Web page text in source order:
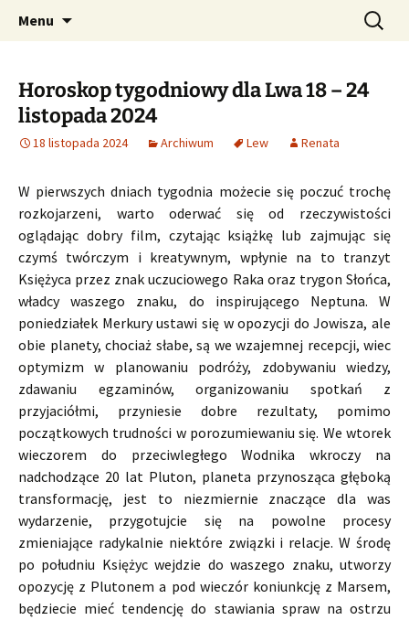
CzaroMarowy horoskop
dzienny, miesięczny i
tygodniowy
Profesjonalne przepowiednie astrologiczne
Menu Szukaj:
Horoskop tygodniowy dla Lwa 18 – 24
listopada 2024
18 listopada 2024 Archiwum Lew Renata
W pierwszych dniach tygodnia możecie się poczuć trochę
rozkojarzeni, warto oderwać się od rzeczywistości
oglądając dobry film, czytając książkę lub zajmując się
czymś twórczym i kreatywnym, wpłynie na to tranzyt
Księżyca przez znak uczuciowego Raka oraz trygon Słońca,
władcy waszego znaku, do inspirującego Neptuna. W
poniedziałek Merkury ustawi się w opozycji do Jowisza, ale
obie planety, chociaż słabe, są we wzajemnej recepcji, wiec
optymizm w planowaniu podróży, zdobywaniu wiedzy,
zdawaniu egzaminów, organizowaniu spotkań z
przyjaciółmi, przyniesie dobre rezultaty, pomimo
początkowych trudności w porozumiewaniu się. We wtorek
wieczorem do przeciwległego Wodnika wkroczy na
nadchodzące 20 lat Pluton, planeta przynosząca głęboką
transformację, jest to niezmiernie znaczące dla was
wydarzenie, przygotujcie się na powolne procesy
zmieniające radykalnie niektóre związki i relacje. W środę
po południu Księżyc wejdzie do waszego znaku, utworzy
opozycję z Plutonem a pod wieczór koniunkcję z Marsem,
będziecie mieć tendencję do stawiania spraw na ostrzu